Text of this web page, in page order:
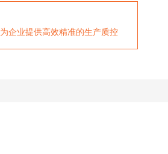
企业提供高效精准的生产质控